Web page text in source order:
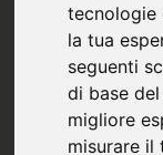
tecnologie
la tua
seguenti
di base
migliore
misurare il